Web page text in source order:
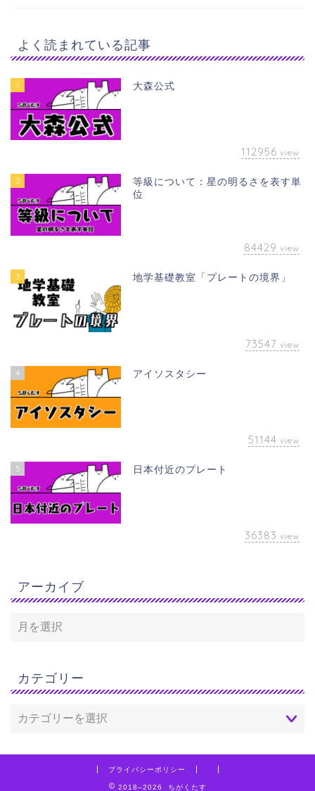
よく読まれている記事
1 大森公式
112956 view
2
等級について：星の明るさを表す単
位
84429 view
3 地学基礎教室「プレートの境界」
73547 view
4 アイソスタシー
51144 view
5 日本付近のプレート
36383 view
アーカイブ
カテゴリー
プライバシーポリシー
2018–2026 ちがくたす